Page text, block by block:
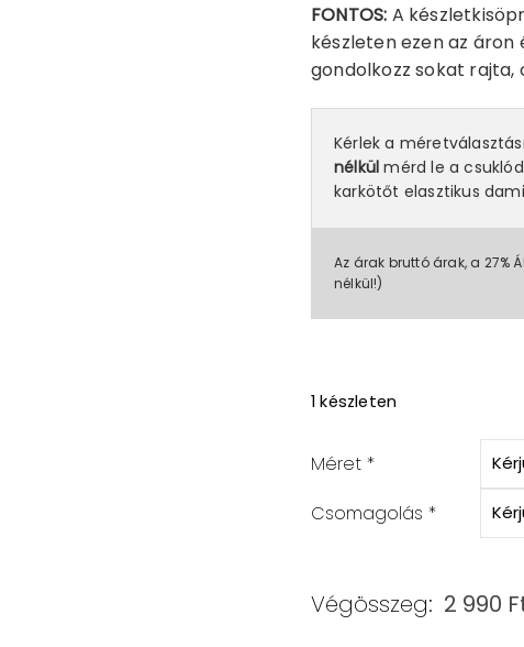
FONTOS: A
készleten ezen az
gondolkozz sokat
Kérlek a
nélkül mérd le a
karkötőt elasztikus
Az árak bruttó árak, a 27%
nélkül!)
1 készleten
Méret *
Csomagolás *
Végösszeg: 2 990